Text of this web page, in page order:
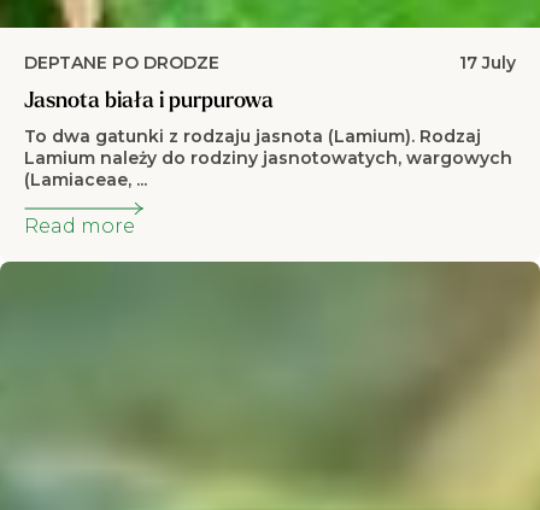
DEPTANE PO DRODZE 17 July
Jasnota biała i purpurowa
To dwa gatunki z rodzaju jasnota (Lamium). Rodzaj
Lamium należy do rodziny jasnotowatych, wargowych
(Lamiaceae, ...
Read more